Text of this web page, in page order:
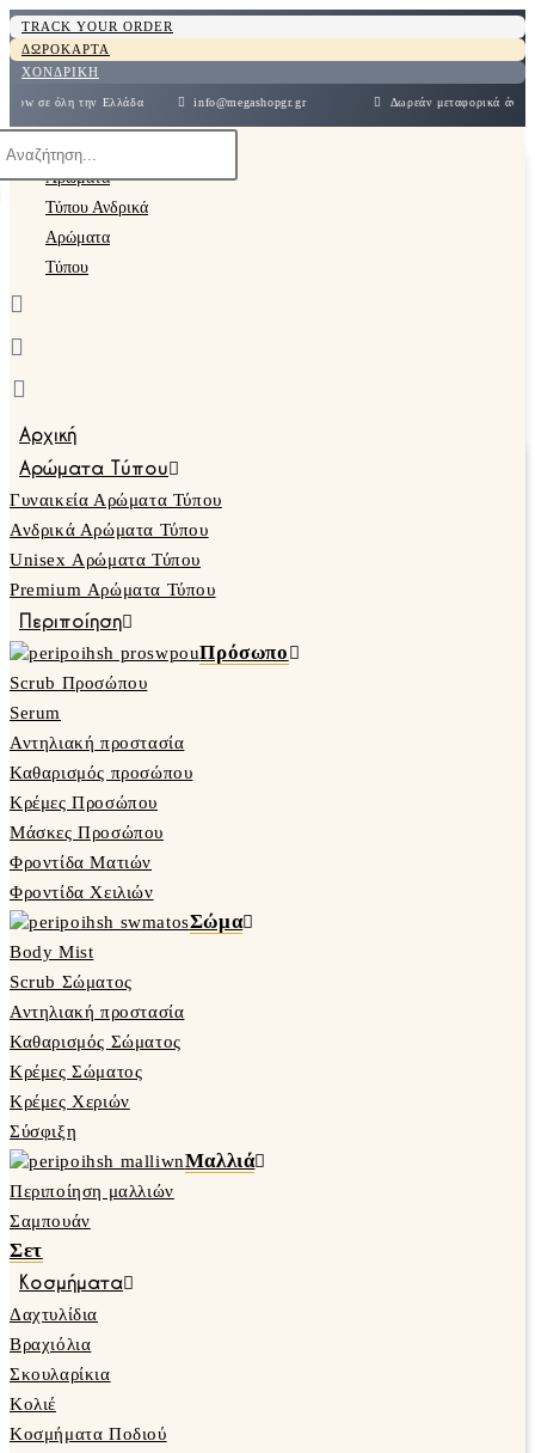
TRACK YOUR ORDER
ΔΩΡΟΚΑΡΤΑ
ΧΟΝΔΡΙΚΗ
σε όλη την Ελλάδα info@megashopgr.gr Δωρεάν μεταφορικά άνω των
Αρχική
Αρώματα Τύπου
Γυναικεία Αρώματα Τύπου
Ανδρικά Αρώματα Τύπου
Unisex Αρώματα Τύπου
Premium Αρώματα Τύπου
Περιποίηση
Πρόσωπο
Scrub Προσώπου
Serum
Αντηλιακή προστασία
Καθαρισμός προσώπου
Κρέμες Προσώπου
Μάσκες Προσώπου
Φροντίδα Ματιών
Φροντίδα Χειλιών
Σώμα
Body Mist
Scrub Σώματος
Αντηλιακή προστασία
Καθαρισμός Σώματος
Κρέμες Σώματος
Κρέμες Χεριών
Σύσφιξη
Μαλλιά
Περιποίηση μαλλιών
Σαμπουάν
Σετ
Κοσμήματα
Δαχτυλίδια
Βραχιόλια
Σκουλαρίκια
Κολιέ
Κοσμήματα Ποδιού